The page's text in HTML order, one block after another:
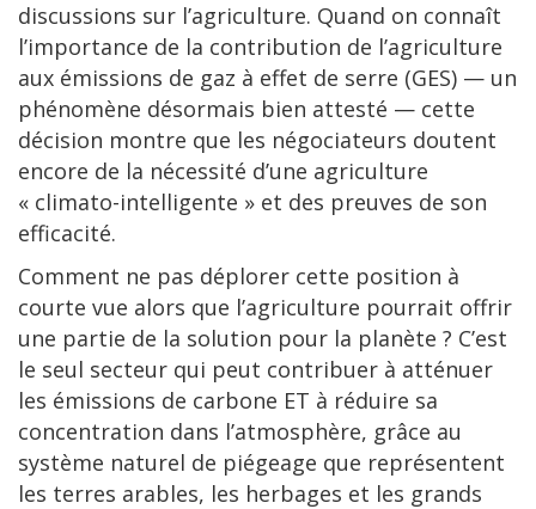
discussions sur l’agriculture. Quand on connaît
l’importance de la contribution de l’agriculture
aux émissions de gaz à effet de serre (GES) — un
phénomène désormais bien attesté — cette
décision montre que les négociateurs doutent
encore de la nécessité d’une agriculture
« climato-intelligente » et des preuves de son
efficacité.
Comment ne pas déplorer cette position à
courte vue alors que l’agriculture pourrait offrir
une partie de la solution pour la planète ? C’est
le seul secteur qui peut contribuer à atténuer
les émissions de carbone ET à réduire sa
concentration dans l’atmosphère, grâce au
système naturel de piégeage que représentent
les terres arables, les herbages et les grands